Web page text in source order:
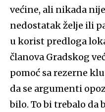
većine, ali nikada
nedostatak želje ili
u korist predloga
članova Gradskog
pomoć sa rezerne
da se argumenti
bilo. To bi trebalo da